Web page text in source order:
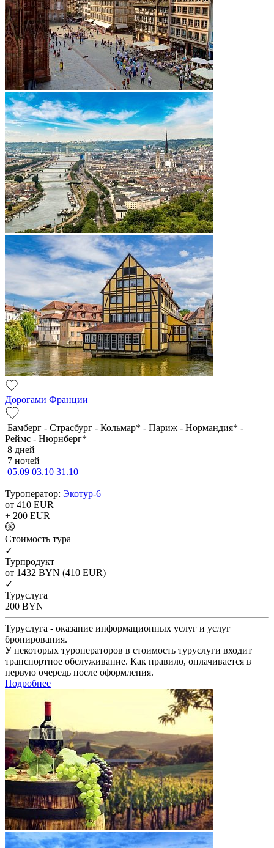
Дорогами Франции
Бамберг - Страсбург - Кольмар* - Париж - Нормандия* -
Реймс - Нюрнберг*
8 дней
7 ночей
05.09 03.10 31.10
Туроператор: Экотур-6
от 410 EUR
+ 200 EUR
Cтоимость тура
✓
Турпродукт
от 1432 BYN (410 EUR)
✓
Туруслуга
200 BYN
Туруслуга - оказание информационных услуг и услуг
бронирования.
У некоторых туроператоров в стоимость туруслуги входит
транспортное обслуживание. Как правило, оплачивается в
первую очередь после оформления.
Подробнее